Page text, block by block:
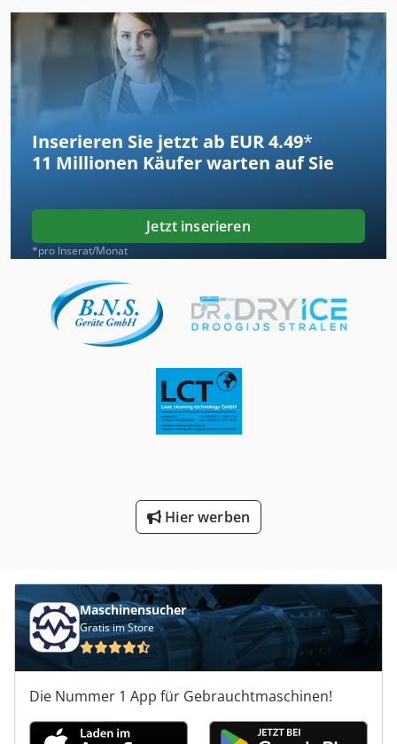
Inserieren Sie jetzt ab EUR 4.49*
11 Millionen Käufer warten auf Sie
Jetzt inserieren
*pro Inserat/Monat
Hier werben
Maschinensucher
Gratis im Store
Die Nummer 1 App für Gebrauchtmaschinen!